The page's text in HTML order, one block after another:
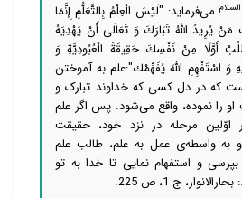
می‌فرماید: "لَيْسَ‏ الْعِلْمُ‏ بِالتَّعَلُّمِ‏ إِنَّمَا
يُرِيدُ اللَّهُ تَبَارَكَ وَ تَعَالَى أَنْ يَهْدِيَهُ
أَوَّلًا مِنْ نَفْسِكَ حَقِيقَةَ الْعُبُودِيَّةِ وَ
وَ اسْتَفْهِمِ اللَّهَ يُفَهِّمْك":‏علم‌ به‌ آموختن‌
که‌ در دل‌ کسی‌ که‌ خداوند تبارک‌ و
او را نموده‌، واقع‌ می‌شود. پس‌ اگر علم‌
اوّلین‌ مرحله‌ در نزد خود،‌ حقیقت‌
به واسطه‌ی عمل‌ به‌ علم‌، طالب‌ علم‌
و استفهام‌ نمایی‌ تا خدا به تو
ج 1، ص 225.